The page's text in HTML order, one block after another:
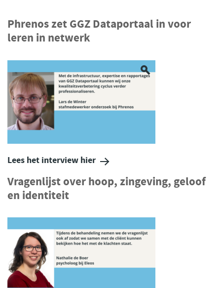
Phrenos zet GGZ Dataportaal in voor
leren in netwerk
Lees het interview hier
Vragenlijst over hoop, zingeving, geloof
en identiteit